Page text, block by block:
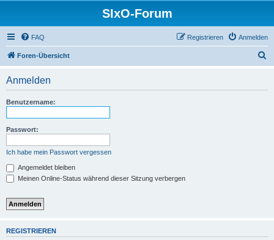
SIxO-Forum
FAQ Anmelden
Registrieren
Foren-Übersicht
Anmelden
Benutzername:
Passwort:
Ich habe mein Passwort vergessen
Angemeldet bleiben
Meinen Online-Status während dieser Sitzung verbergen
REGISTRIEREN